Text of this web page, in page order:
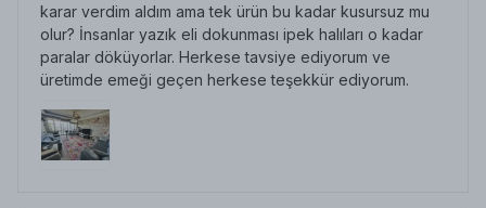
karar verdim aldım ama tek ürün bu kadar kusursuz mu
olur? İnsanlar yazık eli dokunması ipek halıları o kadar
paralar döküyorlar. Herkese tavsiye ediyorum ve
üretimde emeği geçen herkese teşekkür ediyorum.